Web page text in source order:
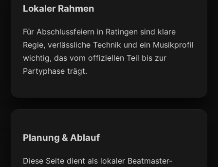
Lokaler Rahmen
Für Abschlussfeiern in Ratingen sind klare
Regie, verlässliche Technik und ein Musikprofil
wichtig, das vom offiziellen Teil bis zur
Partyphase trägt.
Planung & Ablauf
Diese Seite dient als lokaler Beatmaster-